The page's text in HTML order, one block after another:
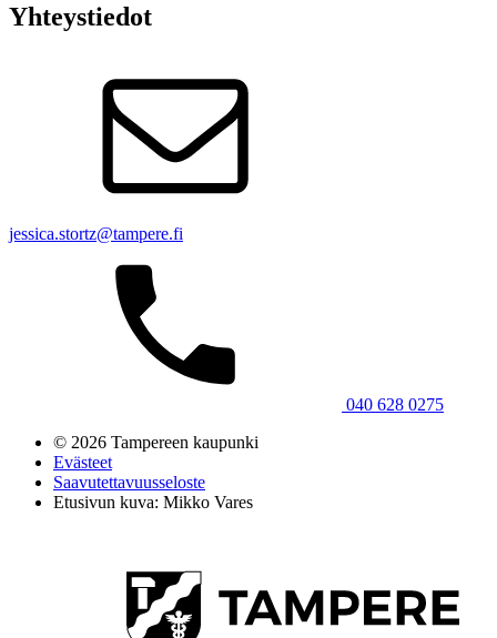
Yhteystiedot
jessica.stortz@tampere.fi
040 628 0275
© 2026 Tampereen kaupunki
Evästeet
Saavutettavuusseloste
Etusivun kuva: Mikko Vares